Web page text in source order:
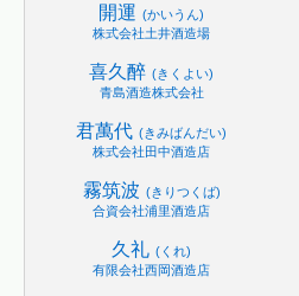
開運 (かいうん)
株式会社土井酒造場
喜久醉 (きくよい)
青島酒造株式会社
君萬代 (きみばんだい)
株式会社田中酒造店
霧筑波 (きりつくば)
合資会社浦里酒造店
久礼 (くれ)
有限会社西岡酒造店